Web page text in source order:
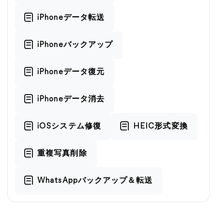
iPhoneデータ転送
iPhoneバックアップ
iPhoneデータ復元
iPhoneデータ消去
iOSシステム修復 HEIC形式変換
重複写真削除
WhatsAppバックアップ＆転送